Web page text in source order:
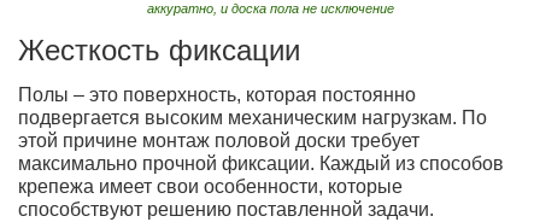
аккуратно, и доска пола не исключение
Жесткость фиксации
Полы – это поверхность, которая постоянно
подвергается высоким механическим нагрузкам. По
этой причине монтаж половой доски требует
максимально прочной фиксации. Каждый из способов
крепежа имеет свои особенности, которые
способствуют решению поставленной задачи.